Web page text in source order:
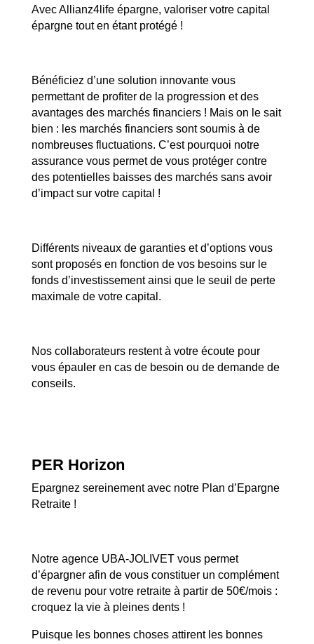
Avec Allianz4life épargne, valoriser votre capital
épargne tout en étant protégé !
Bénéficiez d’une solution innovante vous
permettant de profiter de la progression et des
avantages des marchés financiers ! Mais on le sait
bien : les marchés financiers sont soumis à de
nombreuses fluctuations. C’est pourquoi notre
assurance vous permet de vous protéger contre
des potentielles baisses des marchés sans avoir
d’impact sur votre capital !
Différents niveaux de garanties et d’options vous
sont proposés en fonction de vos besoins sur le
fonds d’investissement ainsi que le seuil de perte
maximale de votre capital.
Nos collaborateurs restent à votre écoute pour
vous épauler en cas de besoin ou de demande de
conseils.
PER Horizon
Epargnez sereinement avec notre Plan d’Epargne
Retraite !
Notre agence UBA-JOLIVET vous permet
d’épargner afin de vous constituer un complément
de revenu pour votre retraite à partir de 50€/mois :
croquez la vie à pleines dents !
Puisque les bonnes choses attirent les bonnes